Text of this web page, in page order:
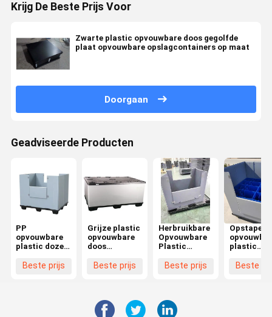
Krijg De Beste Prijs Voor
Zwarte plastic opvouwbare doos gegolfde
plaat opvouwbare opslagcontainers op maat
Doorgaan
Geadviseerde Producten
PP
opvouwbare
plastic dozen
plastic
Beste prijs
Grijze plastic
opvouwbare
doos
palletmouwdoos
Beste prijs
Herbruikbare
Opvouwbare
Plastic
Opvouwbare
Beste prijs
plastic
Beste